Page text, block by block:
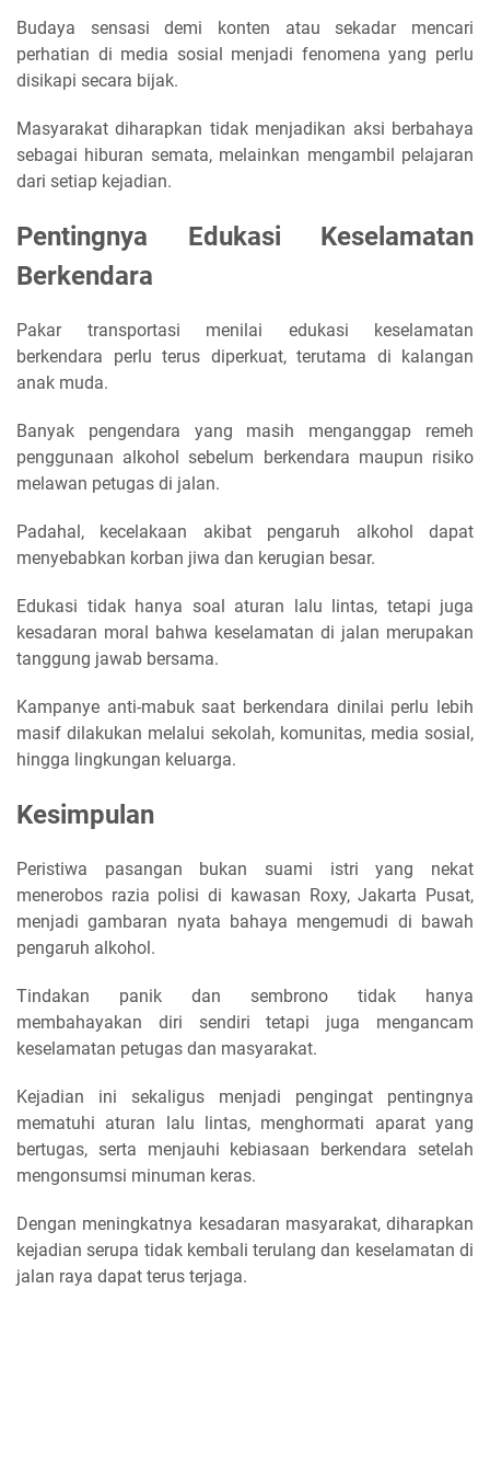
Budaya sensasi demi konten atau sekadar mencari
perhatian di media sosial menjadi fenomena yang perlu
disikapi secara bijak.
Masyarakat diharapkan tidak menjadikan aksi berbahaya
sebagai hiburan semata, melainkan mengambil pelajaran
dari setiap kejadian.
Pentingnya Edukasi Keselamatan
Berkendara
Pakar transportasi menilai edukasi keselamatan
berkendara perlu terus diperkuat, terutama di kalangan
anak muda.
Banyak pengendara yang masih menganggap remeh
penggunaan alkohol sebelum berkendara maupun risiko
melawan petugas di jalan.
Padahal, kecelakaan akibat pengaruh alkohol dapat
menyebabkan korban jiwa dan kerugian besar.
Edukasi tidak hanya soal aturan lalu lintas, tetapi juga
kesadaran moral bahwa keselamatan di jalan merupakan
tanggung jawab bersama.
Kampanye anti-mabuk saat berkendara dinilai perlu lebih
masif dilakukan melalui sekolah, komunitas, media sosial,
hingga lingkungan keluarga.
Kesimpulan
Peristiwa pasangan bukan suami istri yang nekat
menerobos razia polisi di kawasan Roxy, Jakarta Pusat,
menjadi gambaran nyata bahaya mengemudi di bawah
pengaruh alkohol.
Tindakan panik dan sembrono tidak hanya
membahayakan diri sendiri tetapi juga mengancam
keselamatan petugas dan masyarakat.
Kejadian ini sekaligus menjadi pengingat pentingnya
mematuhi aturan lalu lintas, menghormati aparat yang
bertugas, serta menjauhi kebiasaan berkendara setelah
mengonsumsi minuman keras.
Dengan meningkatnya kesadaran masyarakat, diharapkan
kejadian serupa tidak kembali terulang dan keselamatan di
jalan raya dapat terus terjaga.